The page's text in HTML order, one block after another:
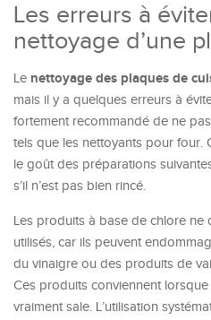
Les erreurs à
nettoyage d’une
Le nettoyage des plaques de
mais il y a quelques erreurs à
fortement recommandé de ne
tels que les nettoyants pour four.
le goût des préparations
s’il n’est pas bien rincé.
Les produits à base de chlore ne
utilisés, car ils peuvent
du vinaigre ou des produits de
Ces produits conviennent
vraiment sale. L’utilisation